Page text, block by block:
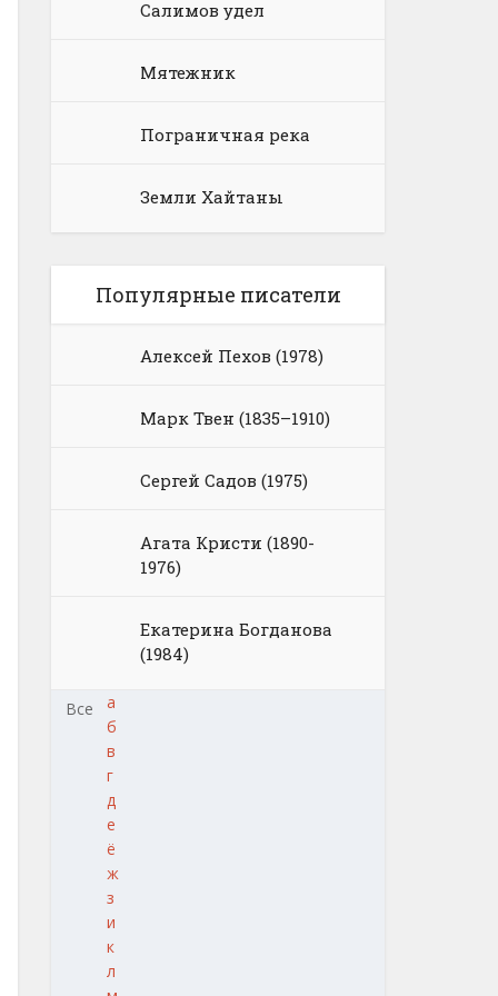
Салимов удел
Мятежник
Пограничная река
Земли Хайтаны
Популярные писатели
Алексей Пехов (1978)
Марк Твен (1835–1910)
Сергей Садов (1975)
Агата Кристи (1890-
1976)
Екатерина Богданова
(1984)
Все
а
б
в
г
д
е
ё
ж
з
и
к
л